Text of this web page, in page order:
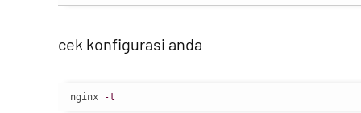
cek konfigurasi anda
nginx -t